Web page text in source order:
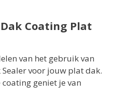
Coating Plat
van het gebruik van
Sealer voor jouw plat dak.
geniet je van